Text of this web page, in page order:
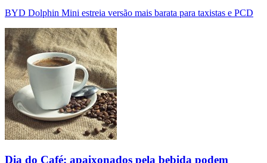
BYD Dolphin Mini estreia versão mais barata para taxistas e PCD
Dia do Café: apaixonados pela bebida podem